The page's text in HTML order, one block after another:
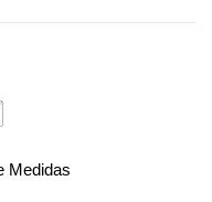
Medidas